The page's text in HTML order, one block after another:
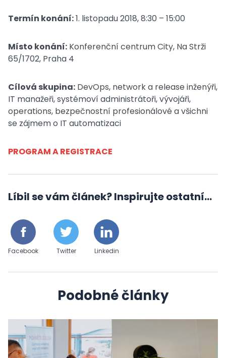
Termín konání:1. listopadu 2018​, 8:30 – 15:00
Místo konání: Konferenční centrum City, Na Strži
65/1702, Praha 4
Cílová skupina: DevOps, network a release inženýři,
IT manažeři, systémoví administrátoři, vývojáři,
operations, bezpečnostní profesionálové a všichni
se zájmem o IT automatizaci
PROGRAM A REGISTRACE
Líbil se vám článek? Inspirujte ostatní...
Facebook Twitter Linkedin
Podobné články